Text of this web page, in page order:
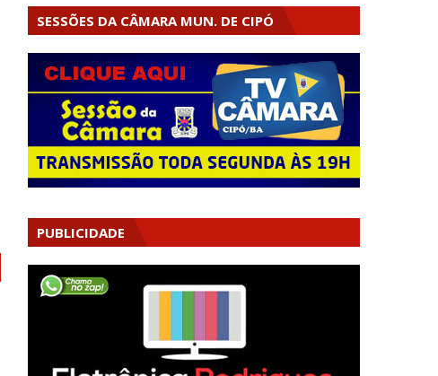
SESSÕES DA CÂMARA MUN. DE CIPÓ
PUBLICIDADE